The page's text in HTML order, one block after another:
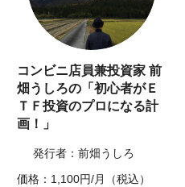
コンビニ店員兼投資家 前
畑うしろの「初心者がＥ
ＴＦ投資のプロになる計
画！」
発行者：前畑うしろ
価格：1,100円/月（税込）